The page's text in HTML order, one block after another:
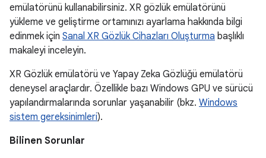
emülatörünü kullanabilirsiniz. XR gözlük emülatörünü
yükleme ve geliştirme ortamınızı ayarlama hakkında bilgi
edinmek için Sanal XR Gözlük Cihazları Oluşturma başlıklı
makaleyi inceleyin.
XR Gözlük emülatörü ve Yapay Zeka Gözlüğü emülatörü
deneysel araçlardır. Özellikle bazı Windows GPU ve sürücü
yapılandırmalarında sorunlar yaşanabilir (bkz. Windows
sistem gereksinimleri).
Bilinen Sorunlar